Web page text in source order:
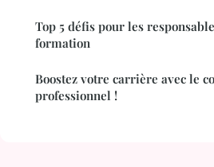
Top 5 défis pour les
formation
Boostez votre carrière avec le
professionnel !